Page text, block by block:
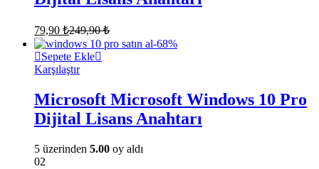
Başlat MenüsüWindows 10‘da ancak iyileştirmelerle geri döndü.
En sevdiğiniz uygulamalarınız ve web sayfalarınız, onlara kolayca
erişebilmeniz için kolayca aktarılır. Entegre arama çubuğu ile
kolayca bulun. Dahası, süreklilik modu sayesinde tablet modundan
masaüstü moduna kolayca geçiş yapabilirsiniz!Windows 10 key
79,90 ₺249,90₺
-68%
Sepete Ekle
Karşılaştır
Microsoft Microsoft Windows 10 Pro
Dijital Lisans Anahtarı
5 üzerinden 5.00 oy aldı
02